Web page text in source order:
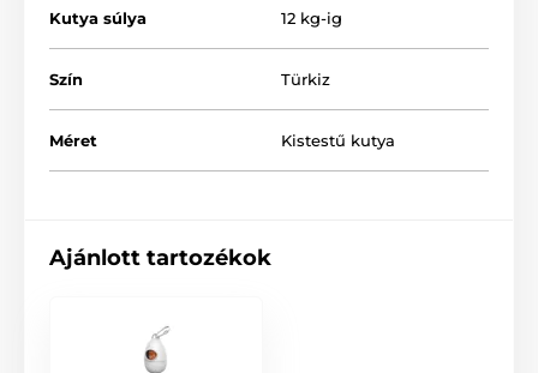
Amennyiben egy termék esetében a minőség és a
eredeti és praktikus designnal lett ellátva. A termék
négyféle méretben és 6 különféle színváltozatban is
Kutya súlya 12 kg-ig
Szín Türkiz
Méret Kistestű kutya
Ajánlott tartozékok